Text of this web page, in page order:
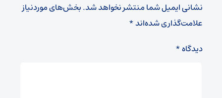
نشانی ایمیل شما منتشر نخواهد شد.بخش‌های موردنیاز
علامت‌گذاری شده‌اند*
دیدگاه*